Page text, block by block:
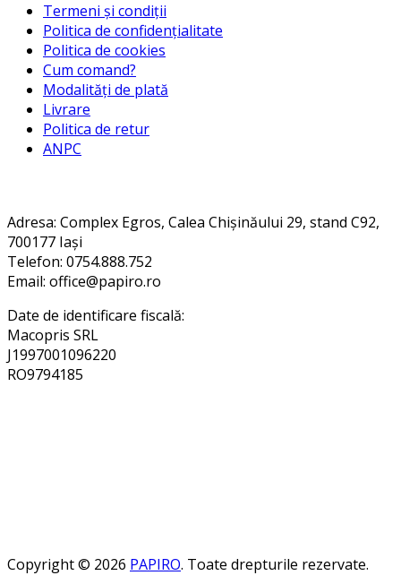
Termeni și condiții
Politica de confidențialitate
Politica de cookies
Cum comand?
Modalități de plată
Livrare
Politica de retur
ANPC
Adresa: Complex Egros, Calea Chișinăului 29, stand C92,
700177 Iași
Telefon: 0754.888.752
Email: office@papiro.ro
Date de identificare fiscală:
Macopris SRL
J1997001096220
RO9794185
Copyright © 2026 PAPIRO. Toate drepturile rezervate.